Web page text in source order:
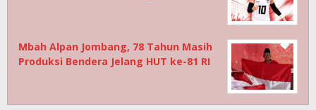
Mbah Alpan Jombang, 78 Tahun Masih
Produksi Bendera Jelang HUT ke-81 RI